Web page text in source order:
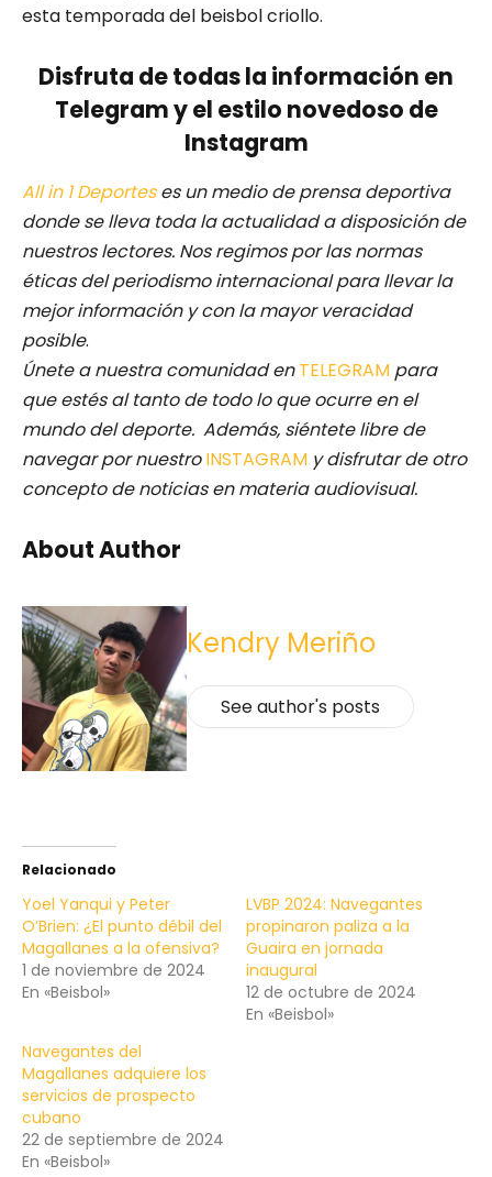
esta temporada del beisbol criollo.
Disfruta de todas la información en
Telegram y el estilo novedoso de
Instagram
All in 1 Deporteses un medio de prensa deportiva
donde se lleva toda la actualidad a disposición de
nuestros lectores. Nos regimos por las normas
éticas del periodismo internacional para llevar la
mejor información y con la mayor veracidad
posible.
Únete a nuestra comunidad enTELEGRAM para
que estés al tanto de todo lo que ocurre en el
mundo del deporte. Además, siéntete libre de
navegar por nuestro INSTAGRAM y disfrutar de otro
concepto de noticias en materia audiovisual.
About Author
Kendry Meriño
See author's posts
Relacionado
Yoel Yanqui y Peter
O’Brien: ¿El punto débil del
Magallanes a la ofensiva?
1 de noviembre de 2024
En «Beisbol»
LVBP 2024: Navegantes
propinaron paliza a la
Guaira en jornada
inaugural
12 de octubre de 2024
En «Beisbol»
Navegantes del
Magallanes adquiere los
servicios de prospecto
cubano
22 de septiembre de 2024
En «Beisbol»